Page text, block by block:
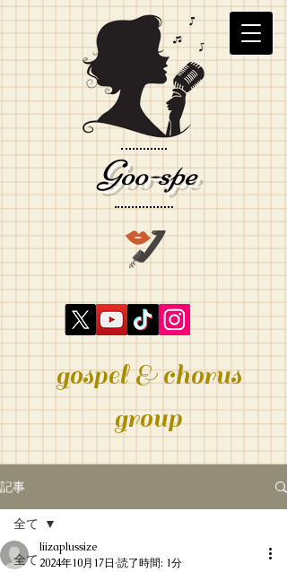
Goo-spe
gospel & chorus
group
記事
全て
全て
liizaplussize
2024年10月17日 読了時間: 1分